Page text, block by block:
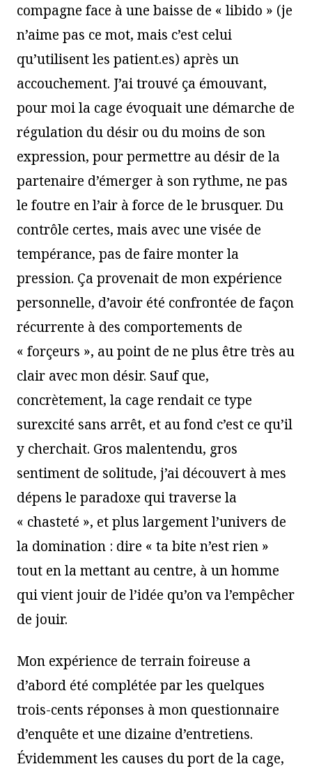
compagne face à une baisse de « libido » (je
n’aime pas ce mot, mais c’est celui
qu’utilisent les patient.es) après un
accouchement. J’ai trouvé ça émouvant,
pour moi la cage évoquait une démarche de
régulation du désir ou du moins de son
expression, pour permettre au désir de la
partenaire d’émerger à son rythme, ne pas
le foutre en l’air à force de le brusquer. Du
contrôle certes, mais avec une visée de
tempérance, pas de faire monter la
pression. Ça provenait de mon expérience
personnelle, d’avoir été confrontée de façon
récurrente à des comportements de
« forçeurs », au point de ne plus être très au
clair avec mon désir. Sauf que,
concrètement, la cage rendait ce type
surexcité sans arrêt, et au fond c’est ce qu’il
y cherchait. Gros malentendu, gros
sentiment de solitude, j’ai découvert à mes
dépens le paradoxe qui traverse la
« chasteté », et plus largement l’univers de
la domination : dire « ta bite n’est rien »
tout en la mettant au centre, à un homme
qui vient jouir de l’idée qu’on va l’empêcher
de jouir.
Mon expérience de terrain foireuse a
d’abord été complétée par les quelques
trois-cents réponses à mon questionnaire
d’enquête et une dizaine d’entretiens.
Évidemment les causes du port de la cage,